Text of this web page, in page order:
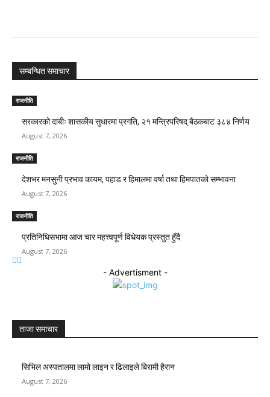
सम्बन्धित समाचार
राजनीति
सरकारको दाबीः शासकीय सुधारमा प्रगति, २१ मन्त्रिपरिषद् बैठकबाट ३८४ निर्णय
August 7, 2026
राजनीति
देशभर मनसुनी प्रभाव कायम, पहाड र हिमालमा वर्षा तथा हिमपातको सम्भावना
August 7, 2026
राजनीति
प्रतिनिधिसभामा आज चार महत्त्वपूर्ण विधेयक प्रस्तुत हुँदै
August 7, 2026
- Advertisment -
ताजा समाचार
सिभिल अस्पतालमा लामो लाइन र ढिलाइले बिरामी हैरान
August 7, 2026